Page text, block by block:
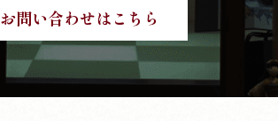
お問い合わせはこちら